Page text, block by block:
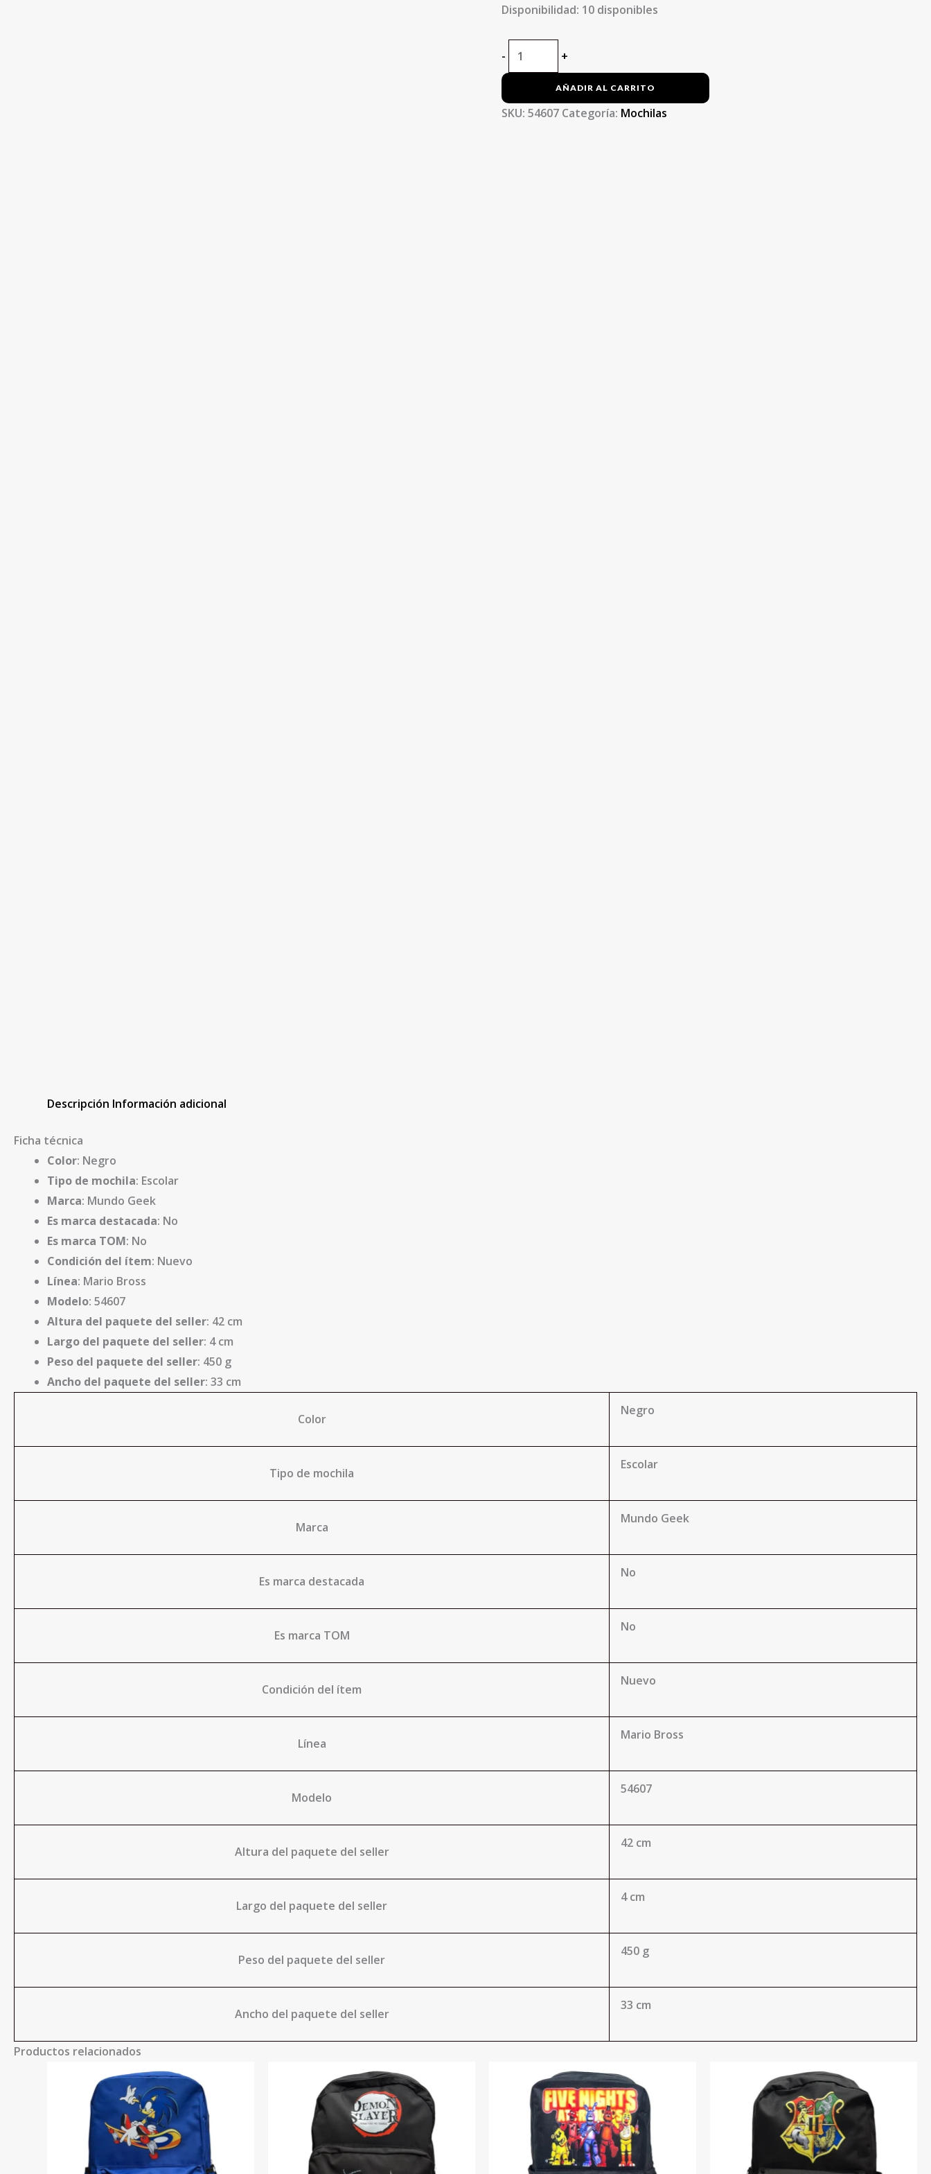
Disponibilidad: 10 disponibles
- +
AÑADIR AL CARRITO
SKU:54607 Categoría: Mochilas
Descripción Información adicional
Ficha técnica
Color: Negro
Tipo de mochila: Escolar
Marca: Mundo Geek
Es marca destacada: No
Es marca TOM: No
Condición del ítem: Nuevo
Línea: Mario Bross
Modelo: 54607
Altura del paquete del seller: 42 cm
Largo del paquete del seller: 4 cm
Peso del paquete del seller: 450 g
Ancho del paquete del seller: 33 cm
Color
Negro
Tipo de mochila
Escolar
Marca
Mundo Geek
Es marca destacada
No
Es marca TOM
No
Condición del ítem
Nuevo
Línea
Mario Bross
Modelo
54607
Altura del paquete del seller
42 cm
Largo del paquete del seller
4 cm
Peso del paquete del seller
450 g
Ancho del paquete del seller
33 cm
Productos relacionados